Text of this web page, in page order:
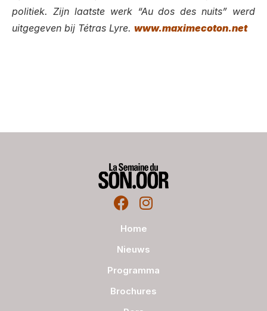
politiek. Zijn laatste werk “Au dos des nuits” werd
uitgegeven bij Tétras Lyre. www.maximecoton.net
Home
Nieuws
Programma
Brochures